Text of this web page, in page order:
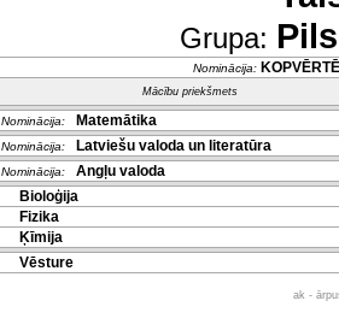
Grupa:
Nominācija:
Mācību priekšmets
Nominācija: Matemātika
Nominācija: Latviešu valoda un literatūra
Nominācija: Angļu valoda
Bioloģija
Fizika
Ķīmija
Vēsture
ak -